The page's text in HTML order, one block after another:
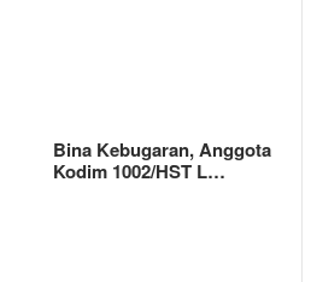
Bina Kebugaran, Anggota
Kodim 1002/HST L…